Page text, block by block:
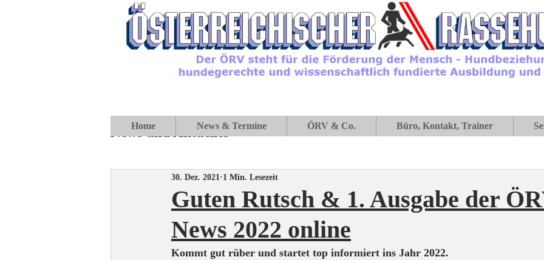
News und Aktuelles
Guten Rutsch & 1. Ausgabe der
News 2022 online
30. Dez. 2021 1 Min. Lesezeit
Kommt gut rüber und startet top informiert ins Jahr 2022.
Home News & Termine ÖRV & Co. Büro, Kontakt, Trainer